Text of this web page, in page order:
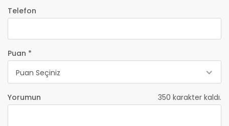
Telefon
Puan *
Puan Seçiniz
Yorumun 350 karakter kaldı.